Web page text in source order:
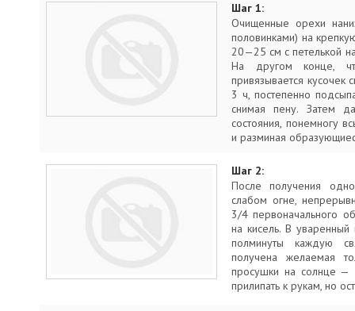
Шаг 1:
Очищенные орехи
половинками) на
20—25 см с петелькой
На другом конце,
привязывается кусочек
3 ч, постепенно
снимая пену. Затем
состояния, понемногу
и разминая
Шаг 2:
После получения
слабом огне,
3/4 первоначального
на кисель. В
полминуты каждую
получена желаемая
просушки на солнце —
прилипать к рукам, но